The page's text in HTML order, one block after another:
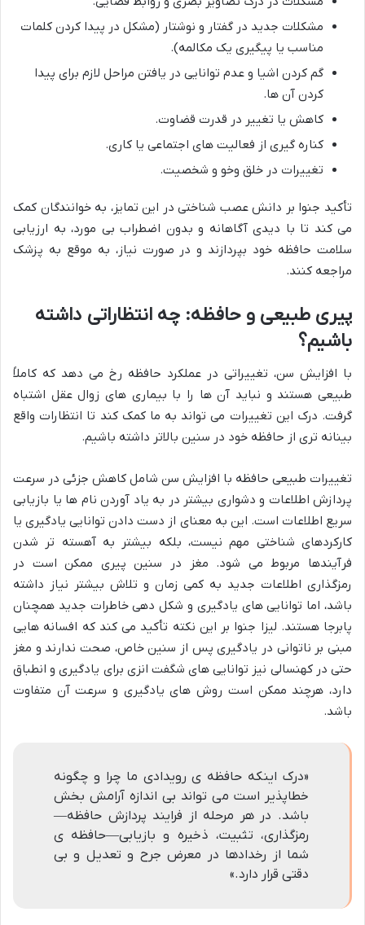
مشکلات جدید در گفتار و نوشتار (مشکل در پیدا کردن کلمات
مناسب یا پیگیری یک مکالمه).
گم کردن اشیا و عدم توانایی در یافتن مراحل لازم برای پیدا
کردن آن ها.
کاهش یا تغییر در قدرت قضاوت.
کناره گیری از فعالیت های اجتماعی یا کاری.
تغییرات در خلق وخو و شخصیت.
تأکید جنوا بر دانش عصب شناختی در این تمایز، به خوانندگان کمک
می کند تا با دیدی آگاهانه و بدون اضطراب بی مورد، به ارزیابی
سلامت حافظه خود بپردازند و در صورت نیاز، به موقع به پزشک
مراجعه کنند.
پیری طبیعی و حافظه: چه انتظاراتی داشته
باشیم؟
با افزایش سن، تغییراتی در عملکرد حافظه رخ می دهد که کاملاً
طبیعی هستند و نباید آن ها را با بیماری های زوال عقل اشتباه
گرفت. درک این تغییرات می تواند به ما کمک کند تا انتظارات واقع
بینانه تری از حافظه خود در سنین بالاتر داشته باشیم.
تغییرات طبیعی حافظه با افزایش سن شامل کاهش جزئی در سرعت
پردازش اطلاعات و دشواری بیشتر در به یاد آوردن نام ها یا بازیابی
سریع اطلاعات است. این به معنای از دست دادن توانایی یادگیری یا
کارکردهای شناختی مهم نیست، بلکه بیشتر به آهسته تر شدن
فرآیندها مربوط می شود. مغز در سنین پیری ممکن است در
رمزگذاری اطلاعات جدید به کمی زمان و تلاش بیشتر نیاز داشته
باشد، اما توانایی های یادگیری و شکل دهی خاطرات جدید همچنان
پابرجا هستند. لیزا جنوا بر این نکته تأکید می کند که افسانه هایی
مبنی بر ناتوانی در یادگیری پس از سنین خاص، صحت ندارند و مغز
حتی در کهنسالی نیز توانایی های شگفت انزی برای یادگیری و انطباق
دارد، هرچند ممکن است روش های یادگیری و سرعت آن متفاوت
باشد.
«درک اینکه حافظه ی رویدادی ما چرا و چگونه
خطاپذیر است می تواند بی اندازه آرامش بخش
باشد. در هر مرحله از فرایند پردازش حافظه—
رمزگذاری، تثبیت، ذخیره و بازیابی—حافظه ی
شما از رخدادها در معرض جرح و تعدیل و بی
دقتی قرار دارد.»